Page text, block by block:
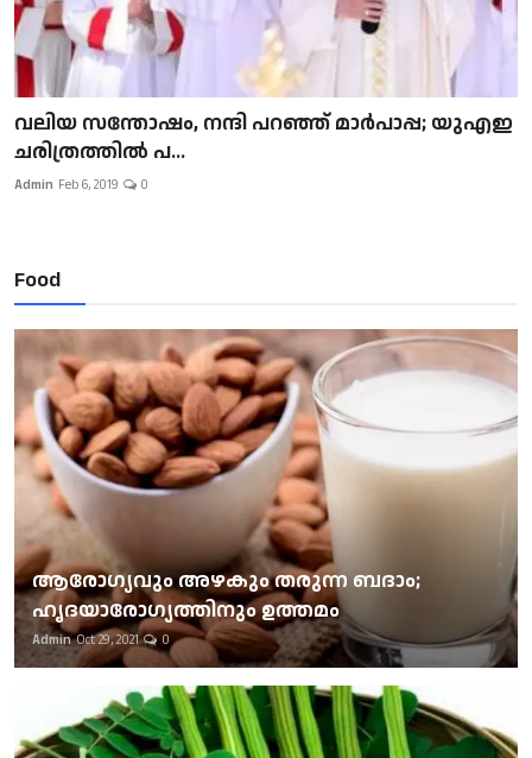
വലിയ സന്തോഷം, നന്ദി പറഞ്ഞ് മാർപാപ്പ; യുഎഇ
ചരിത്രത്തിൽ പ...
Admin Feb 6, 2019 0
Food
ആരോഗ്യവും അഴകും തരുന്ന ബദാം;
ഹൃദയാരോഗ്യത്തിനും ഉത്തമം
Admin Oct 29, 2021 0